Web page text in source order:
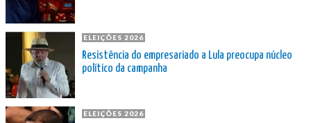
ELEIÇÕES 2026
Resistência do empresariado a Lula preocupa núcleo
político da campanha
ELEIÇÕES 2026